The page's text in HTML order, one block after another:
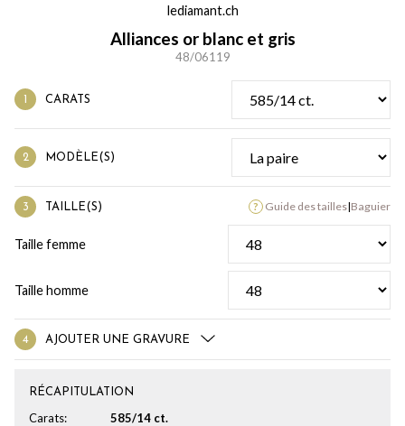
Alliances or blanc et gris
48/06119
CARATS
MODÈLE(S)
TAILLE(S) Guide des tailles|Baguier
Taille femme
Taille homme
AJOUTER UNE GRAVURE
RÉCAPITULATION
Carats:
585/14 ct.